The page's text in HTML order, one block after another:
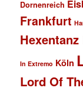
Dornenreich
Frankfurt
In Extremo Köln
Lord Of